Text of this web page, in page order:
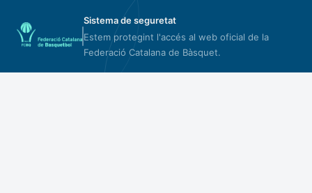
Sistema de seguretat
Estem protegint l'accés al web oficial de la
Federació Catalana de Bàsquet.